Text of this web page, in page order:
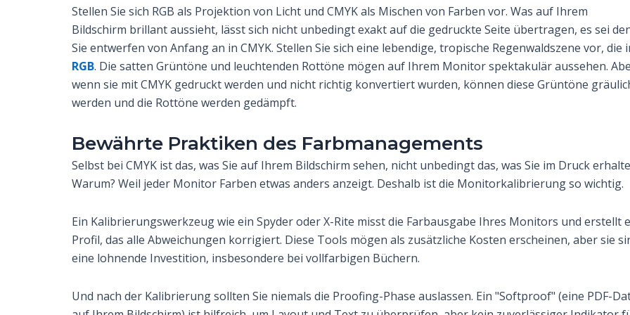
Stellen Sie sich RGB als Projektion von Licht und CMYK als Mischen von Farben vor. Was auf Ihrem
Bildschirm brillant aussieht, lässt sich nicht unbedingt exakt auf die gedruckte Seite übertragen, es sei
Sie entwerfen von Anfang an in CMYK. Stellen Sie sich eine lebendige, tropische Regenwaldszene vor, die
RGB. Die satten Grüntöne und leuchtenden Rottöne mögen auf Ihrem Monitor spektakulär aussehen.
wenn sie mit CMYK gedruckt werden und nicht richtig konvertiert wurden, können diese Grüntöne
werden und die Rottöne werden gedämpft.
Bewährte Praktiken des Farbmanagements
Selbst bei CMYK ist das, was Sie auf Ihrem Bildschirm sehen, nicht unbedingt das, was Sie im Druck
Warum? Weil jeder Monitor Farben etwas anders anzeigt. Deshalb ist die Monitorkalibrierung so wichtig.
Ein Kalibrierungswerkzeug wie ein Spyder oder X-Rite misst die Farbausgabe Ihres Monitors und erstellt
Profil, das alle Abweichungen korrigiert. Diese Tools mögen als zusätzliche Kosten erscheinen, aber sie
eine lohnende Investition, insbesondere bei vollfarbigen Büchern.
Und nach der Kalibrierung sollten Sie niemals die Proofing-Phase auslassen. Ein "Softproof" (eine PDF-